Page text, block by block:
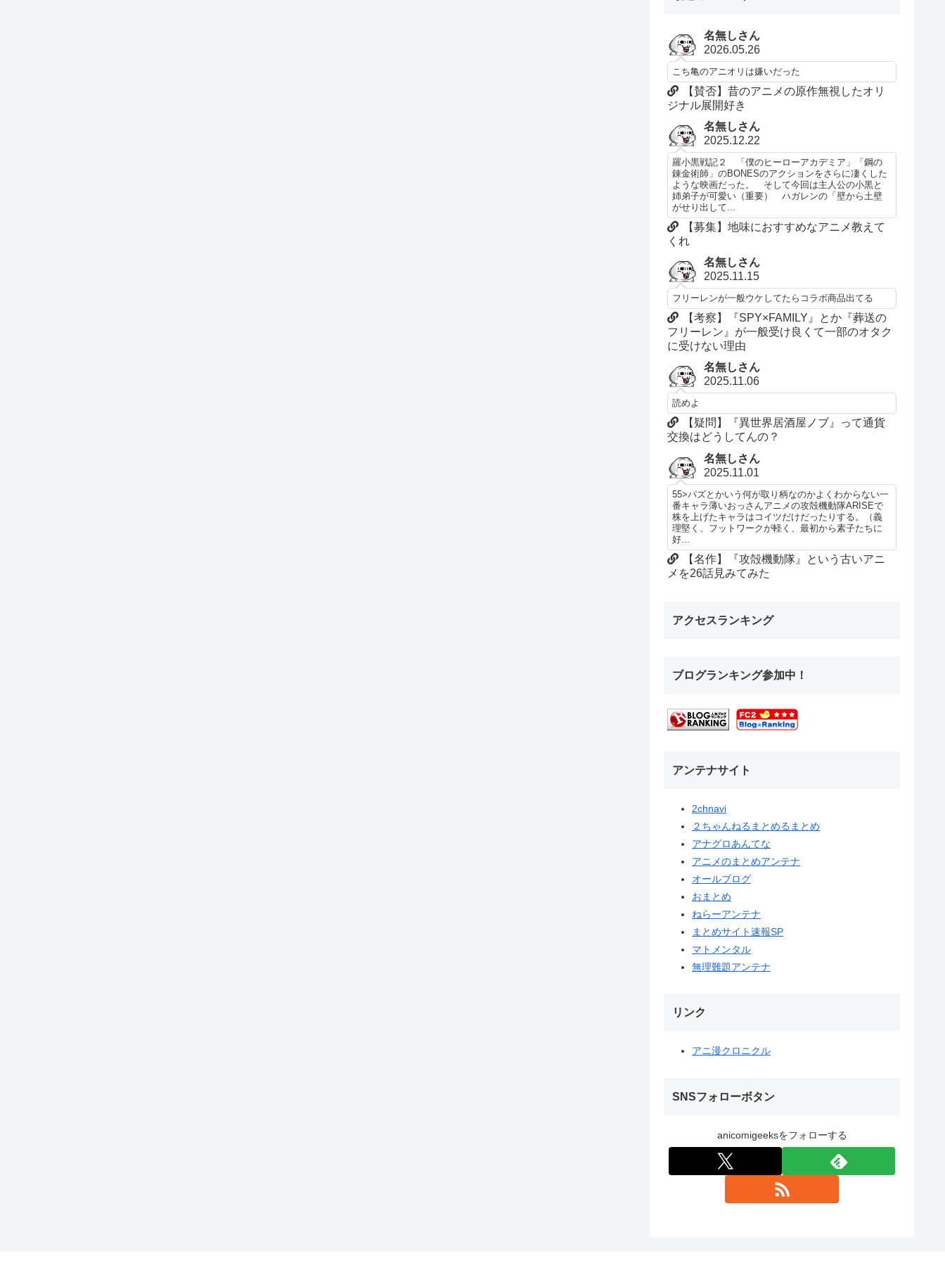
名無しさん
2026.05.26
こち亀のアニオリは嫌いだった
【賛否】昔のアニメの原作無視したオリ
ジナル展開好き
名無しさん
2025.12.22
羅小黒戦記２ 「僕のヒーローアカデミア」「鋼の
錬金術師」のBONESのアクションをさらに凄くした
ような映画だった。 そして今回は主人公の小黒と
姉弟子が可愛い（重要） ハガレンの「壁から土壁
がせり出して...
【募集】地味におすすめなアニメ教えて
くれ
名無しさん
2025.11.15
フリーレンが一般ウケしてたらコラボ商品出てる
【考察】『SPY×FAMILY』とか『葬送の
フリーレン』が一般受け良くて一部のオタク
に受けない理由
名無しさん
2025.11.06
読めよ
【疑問】『異世界居酒屋ノブ』って通貨
交換はどうしてんの？
名無しさん
2025.11.01
55>パズとかいう何が取り柄なのかよくわからない一
番キャラ薄いおっさんアニメの攻殻機動隊ARISEで
株を上げたキャラはコイツだけだったりする。（義
理堅く、フットワークが軽く、最初から素子たちに
好...
【名作】『攻殻機動隊』という古いアニ
メを26話見みてみた
アクセスランキング
ブログランキング参加中！
アンテナサイト
2chnavi
２ちゃんねるまとめるまとめ
アナグロあんてな
アニメのまとめアンテナ
オールブログ
おまとめ
ねらーアンテナ
まとめサイト速報SP
マトメンタル
無理難題アンテナ
リンク
アニ漫クロニクル
SNSフォローボタン
anicomigeeksをフォローする